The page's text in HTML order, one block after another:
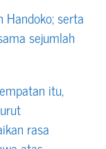
Handoko; serta
sejumlah
itu,
rasa